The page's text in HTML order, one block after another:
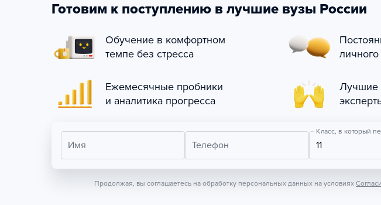
Готовим к поступлению в лучшие вузы России
Обучение в комфортном
темпе без стресса
личного
Ежемесячные пробники
и аналитика прогресса
Лучшие
Имя Телефон
Класс, в который
11
Продолжая, вы соглашаетесь на обработку персональных данных на условиях